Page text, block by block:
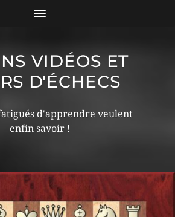
VIDÉOS ET
D'ÉCHECS
d'apprendre veulent
enfin savoir !